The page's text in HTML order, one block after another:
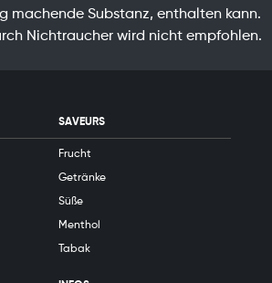
machende Substanz, enthalten kann.
Nichtraucher wird nicht empfohlen.
SAVEURS
Frucht
Getränke
Süße
Menthol
Tabak